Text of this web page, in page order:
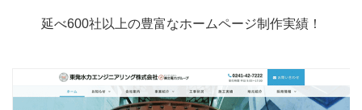
延べ600社以上の豊富なホームページ制作実績！